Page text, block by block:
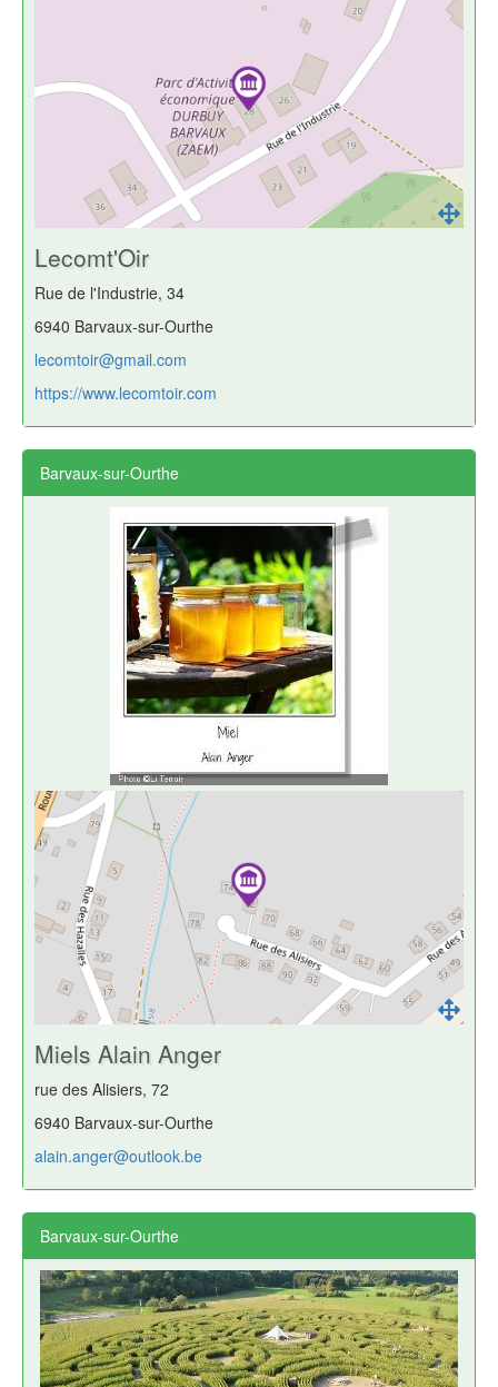
Lecomt'Oir
Rue de l'Industrie, 34
6940 Barvaux-sur-Ourthe
lecomtoir@gmail.com
https://www.lecomtoir.com
Barvaux-sur-Ourthe
Miels Alain Anger
rue des Alisiers, 72
6940 Barvaux-sur-Ourthe
alain.anger@outlook.be
Barvaux-sur-Ourthe